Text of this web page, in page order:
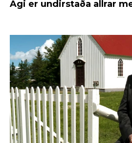
Agi er undirstaða allrar